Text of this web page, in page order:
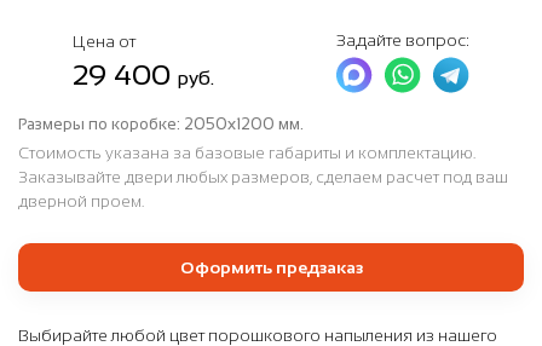
Цена от
29 400 руб.
Задайте вопрос:
Размеры по коробке: 2050х1200 мм.
Стоимость указана за базовые габариты и комплектацию.
Заказывайте двери любых размеров, сделаем расчет под ваш
дверной проем.
Оформить предзаказ
Выбирайте любой цвет порошкового напыления из нашего